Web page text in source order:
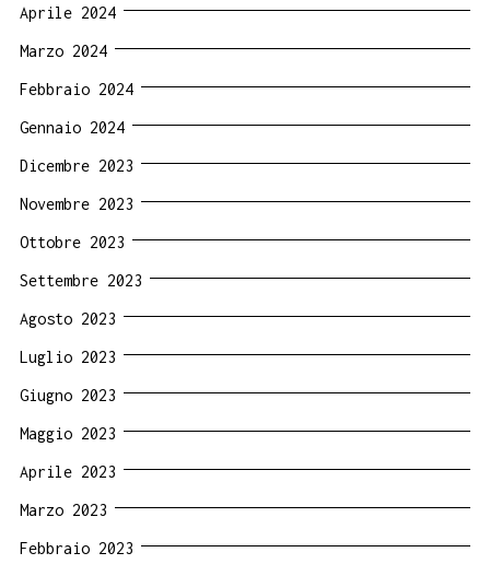
Aprile 2024
Marzo 2024
Febbraio 2024
Gennaio 2024
Dicembre 2023
Novembre 2023
Ottobre 2023
Settembre 2023
Agosto 2023
Luglio 2023
Giugno 2023
Maggio 2023
Aprile 2023
Marzo 2023
Febbraio 2023